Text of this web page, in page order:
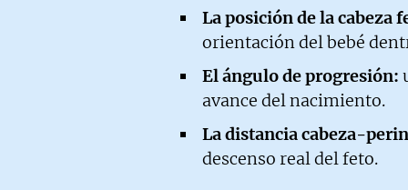
La posición de la cabeza
orientación del bebé
El ángulo de progresión:
avance del nacimiento.
La distancia cabeza-
descenso real del feto.